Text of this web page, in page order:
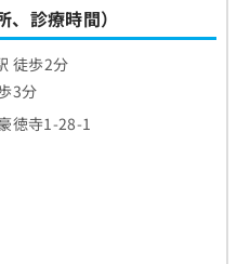
診療時間）
徒歩2分
3分
徳寺1-28-1